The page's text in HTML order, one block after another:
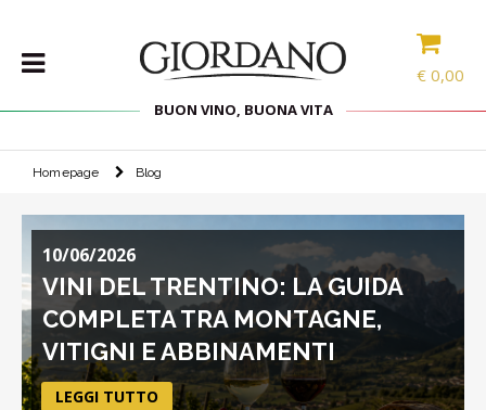
€ 0,00
BUON VINO, BUONA VITA
VINI
SELEZIONE
INTERNAZIONALE
LINEE DI
PRODOTTO
SPECIALITÀ
CONFEZIONI
SPIRITS
Homepage Blog
10/06/2026
VINI DEL TRENTINO: LA GUIDA
COMPLETA TRA MONTAGNE,
VITIGNI E ABBINAMENTI
LEGGI TUTTO